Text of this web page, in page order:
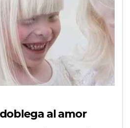
al amor